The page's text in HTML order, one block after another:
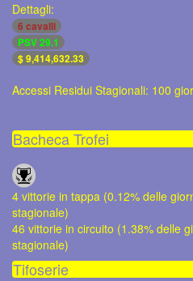
Dettagli:
6 cavalli
PSV 29.1
$ 9,414,632.33
Accessi Residui Stagionali: 100
Bacheca Trofei
4 vittorie in tappa (0.12% delle
stagionale)
46 vittorie in circuito (1.38% delle
stagionale)
Tifoserie